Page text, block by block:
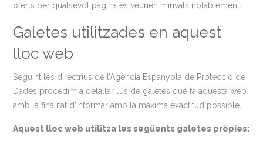
oferts per qualsevol pàgina es veurien minvats notablement.
Galetes utilitzades en aquest
lloc web
Seguint les directrius de l’Agència Espanyola de Protecció de
Dades procedim a detallar l’ús de galetes que fa aquesta web
amb la finalitat d’informar amb la màxima exactitud possible.
Aquest lloc web utilitza les següents galetes pròpies: